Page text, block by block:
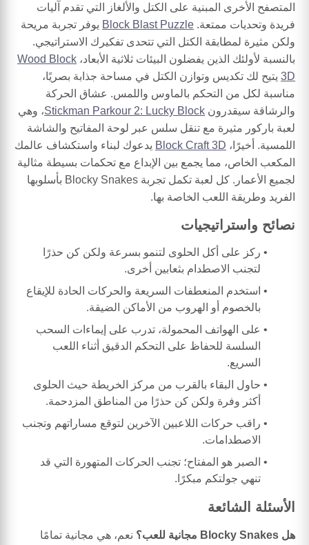
المتصفح الأخرى المبنية على الكتل والألغاز التي تقدم آليات
فريدة وتحديات ممتعة. Block Blast Puzzle يوفر تجربة مريحة
ولكن مثيرة لمطابقة الكتل التي تتحدى تفكيرك الاستراتيجي.
بالنسبة لأولئك الذين يفضلون البيئات ثلاثية الأبعاد، Wood Block
3D يتيح لك تكديس وتوازن الكتل في مساحة جذابة بصريًا،
مناسبة لكل من التحكم بالماوس واللمس. عشاق الحركة
والرشاقة سيقدرون Stickman Parkour 2: Lucky Block، وهي
لعبة باركور مثيرة مع تنقل سلس عبر لوحة المفاتيح والشاشة
اللمسية. أخيرًا، Block Craft 3D يدعوك لبناء واستكشاف عالمك
المكعب الخاص، مما يجمع بين الإبداع مع تحكمات بسيطة مثالية
لجميع الأعمار. كل لعبة تكمل تجربة Blocky Snakes بأسلوبها
الفريد وطريقة اللعب الخاصة بها.
نصائح واستراتيجيات
ركز على أكل الحلوى لتنمو بسرعة ولكن كن حذرًا
لتجنب الاصطدام بثعابين أخرى.
استخدم المنعطفات السريعة والحركات الحادة للإيقاع
بالخصوم أو الهروب من الأماكن الضيقة.
على الهواتف المحمولة، تدرب على إيماءات السحب
السلسة للحفاظ على التحكم الدقيق أثناء اللعب
السريع.
حاول البقاء بالقرب من مركز الخريطة حيث الحلوى
أكثر وفرة ولكن كن حذرًا من المناطق المزدحمة.
راقب حركات اللاعبين الآخرين لتوقع مساراتهم وتجنب
الاصطدامات.
الصبر هو المفتاح؛ تجنب الحركات المتهورة التي قد
تنهي جولتكم مبكرًا.
الأسئلة الشائعة
هل Blocky Snakes مجانية للعب؟
نعم، هي مجانية تمامًا